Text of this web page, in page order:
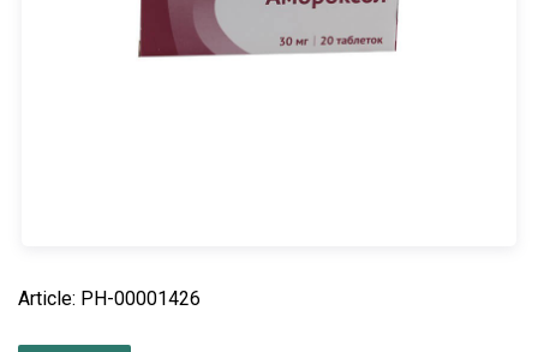
Article: PH-00001426